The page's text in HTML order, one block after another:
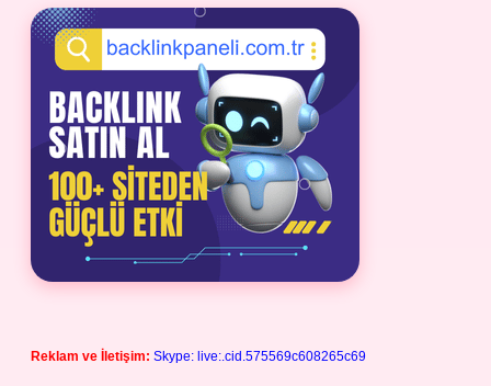
Reklam ve İletişim: Skype: live:.cid.575569c608265c69